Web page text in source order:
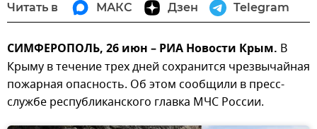
Читать в МАКС Дзен Telegram
СИМФЕРОПОЛЬ, 26 июн – РИА Новости Крым. В
Крыму в течение трех дней сохранится чрезвычайная
пожарная опасность. Об этом сообщили в пресс-
службе республиканского главка МЧС России.